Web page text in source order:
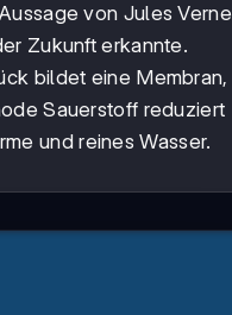
von Jules Verne
Zukunft erkannte.
bildet eine Membran,
Sauerstoff reduziert
und reines Wasser.